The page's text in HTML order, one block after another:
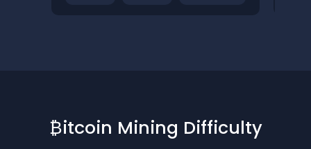
₿itcoin Mining Difficulty